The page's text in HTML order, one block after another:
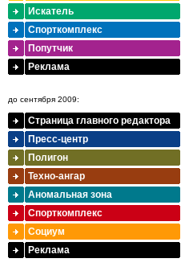
Искатель
Спорткомплекс
Попутчик
Реклама
до сентября 2009:
Страница главного редактора
Пресс-центр
Полигон
Техно-ангар
Аномальная зона
Спорткомплекс
Социум
Реклама